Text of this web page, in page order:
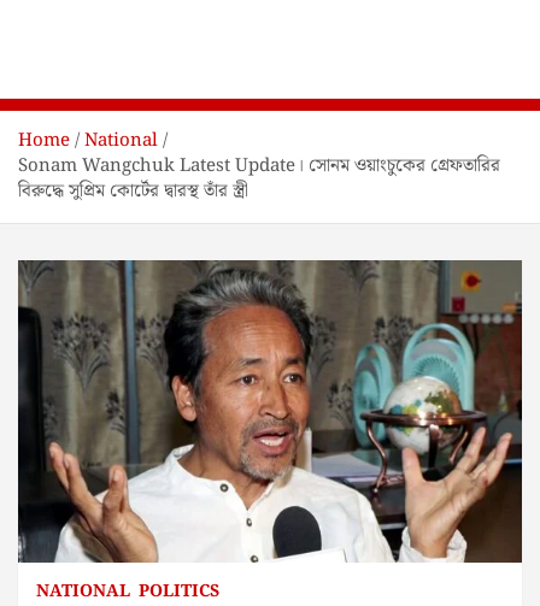
Home National
Sonam Wangchuk Latest Update। সোনম ওয়াংচুকের গ্রেফতারির
বিরুদ্ধে সুপ্রিম কোর্টের দ্বারস্থ তাঁর স্ত্রী
NATIONAL POLITICS